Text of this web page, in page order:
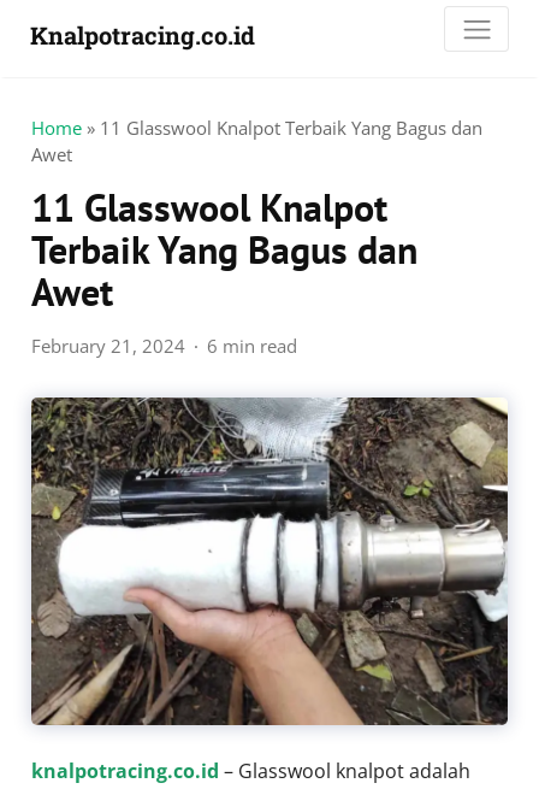
Knalpotracing.co.id
Home » 11 Glasswool Knalpot Terbaik Yang Bagus dan
Awet
11 Glasswool Knalpot
Terbaik Yang Bagus dan
Awet
February 21, 2024 6 min read
knalpotracing.co.id – Glasswool knalpot adalah